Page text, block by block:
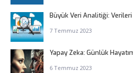
Büyük Veri Analitiği:
7 Temmuz 2023
Yapay Zeka: Günlük
6 Temmuz 2023